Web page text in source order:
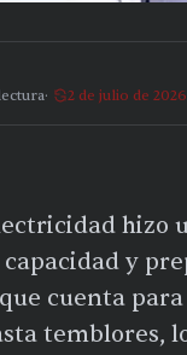
2 de julio de
hizo
capacidad y
cuenta
temblores,